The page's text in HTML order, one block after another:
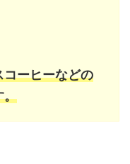
ーヒーなどの
。